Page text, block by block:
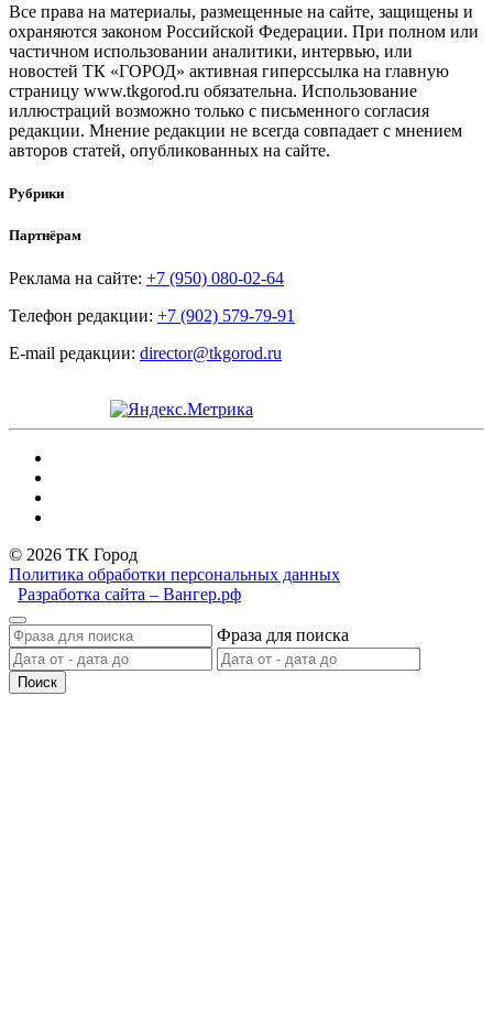
Все права на материалы, размещенные на сайте, защищены и
охраняются законом Российской Федерации. При полном или
частичном использовании аналитики, интервью, или
новостей ТК «ГОРОД» активная гиперссылка на главную
страницу www.tkgorod.ru обязательна. Использование
иллюстраций возможно только с письменного согласия
редакции. Мнение редакции не всегда совпадает с мнением
авторов статей, опубликованных на сайте.
Рубрики
Партнёрам
Реклама на сайте: +7 (950) 080-02-64
Телефон редакции: +7 (902) 579-79-91
E-mail редакции: director@tkgorod.ru
© 2026 ТК Город
Политика обработки персональных данных
Разработка сайта – Вангер.рф
Фраза для поиска
Поиск